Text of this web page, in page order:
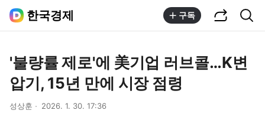
한국경제 구독
'불량률 제로'에 美기업 러브콜…K변
압기, 15년 만에 시장 점령
성상훈 2026. 1. 30. 17:36